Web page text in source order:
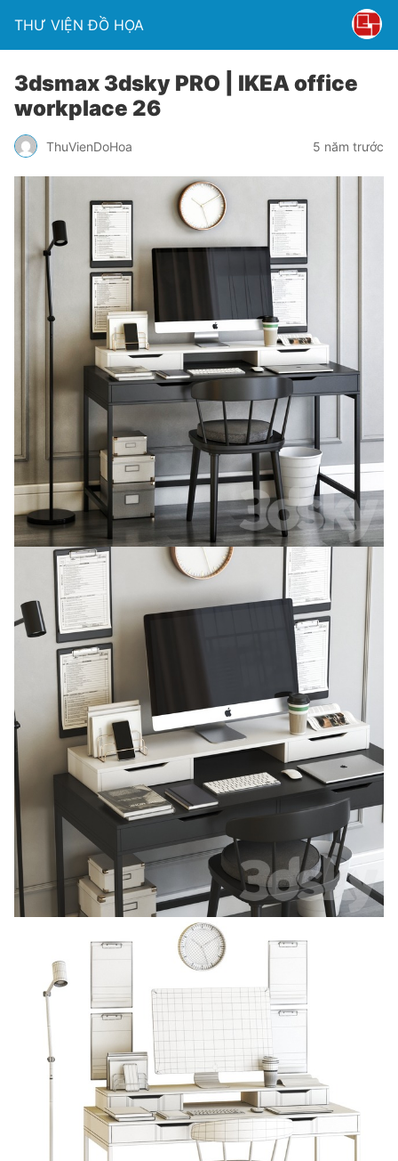
THƯ VIỆN ĐỒ HỌA
3dsmax 3dsky PRO | IKEA office
workplace 26
ThuVienDoHoa 5 năm trước